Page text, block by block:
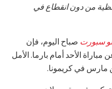
من دون انقطاع في
سبورت صباح اليوم، فإن
الأحد أمام بارما. الأمل
مارس في كريمونا.